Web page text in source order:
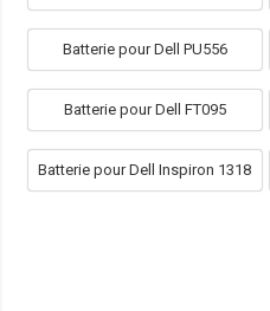
Batterie pour Dell PU556
Batterie pour Dell FT095
Batterie pour Dell Inspiron 1318